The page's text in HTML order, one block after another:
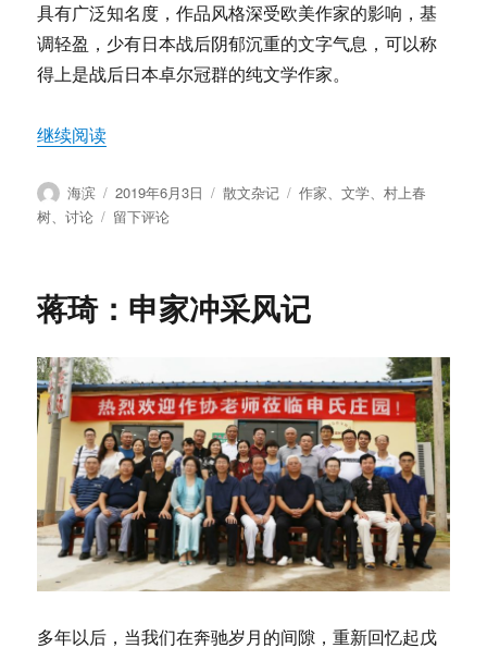
具有广泛知名度，作品风格深受欧美作家的影响，基
调轻盈，少有日本战后阴郁沉重的文字气息，可以称
得上是战后日本卓尔冠群的纯文学作家。
继续阅读“村上春树：一阵清凉的风”
作
者
海滨
发
布
2019年6月3日
分
散文杂记
标
作家、文学、村上春
树、讨论
于
树：
阵
清
凉
的
风
留下评论
蒋琦：申家冲采风记
多年以后，当我们在奔驰岁月的间隙，重新回忆起戊